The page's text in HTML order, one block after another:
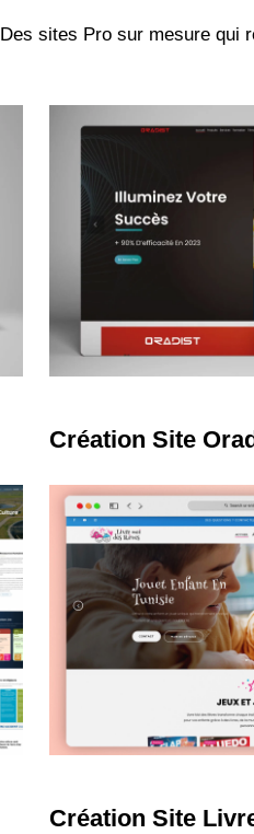
Des sites Pro sur mesure qui
Création Site
more
Création Site
more